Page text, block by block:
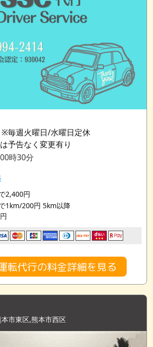
毎週火曜日/水曜日定休
予告なく変更有り
時30分
2,400円
1km/200円 5km以降
転代行の料金詳細を見る
市東区,熊本市西区